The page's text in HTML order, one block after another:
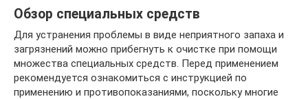
Обзор специальных средств
Для устранения проблемы в виде неприятного запаха и
загрязнений можно прибегнуть к очистке при помощи
множества специальных средств. Перед применением
рекомендуется ознакомиться с инструкцией по
применению и противопоказаниями, поскольку многие